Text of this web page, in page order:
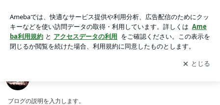
アプリをダウンロードして ブログの更新通知
を受け取りまし
ょう。
開く
ブログの説明を入力します。